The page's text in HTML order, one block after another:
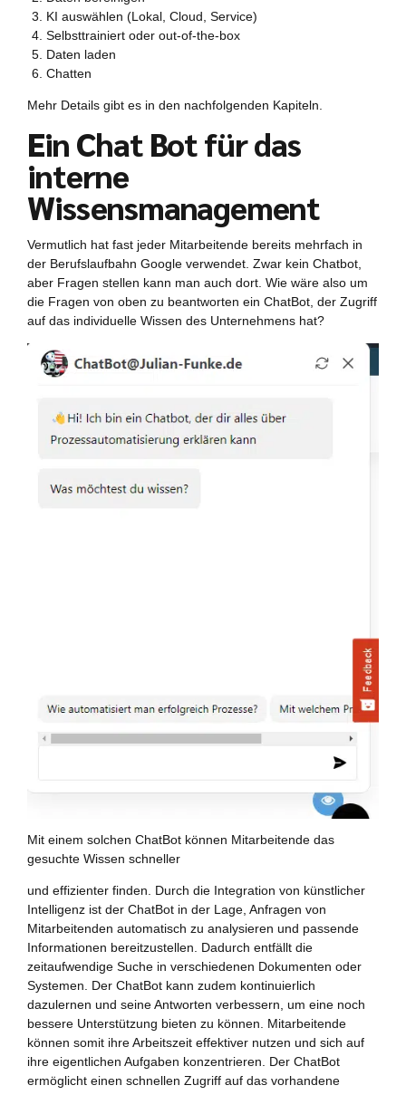
KI auswählen (Lokal, Cloud, Service)
Selbsttrainiert oder out-of-the-box
Daten laden
Chatten
Mehr Details gibt es in den nachfolgenden Kapiteln.
Ein Chat Bot für das
interne
Wissensmanagement
Vermutlich hat fast jeder Mitarbeitende bereits mehrfach in
der Berufslaufbahn Google verwendet. Zwar kein Chatbot,
aber Fragen stellen kann man auch dort. Wie wäre also um
die Fragen von oben zu beantworten ein ChatBot, der Zugriff
auf das individuelle Wissen des Unternehmens hat?
Mit einem solchen ChatBot können Mitarbeitende das
gesuchte Wissen schneller
und effizienter finden. Durch die Integration von künstlicher
Intelligenz ist der ChatBot in der Lage, Anfragen von
Mitarbeitenden automatisch zu analysieren und passende
Informationen bereitzustellen. Dadurch entfällt die
zeitaufwendige Suche in verschiedenen Dokumenten oder
Systemen. Der ChatBot kann zudem kontinuierlich
dazulernen und seine Antworten verbessern, um eine noch
bessere Unterstützung bieten zu können. Mitarbeitende
können somit ihre Arbeitszeit effektiver nutzen und sich auf
ihre eigentlichen Aufgaben konzentrieren. Der ChatBot
ermöglicht einen schnellen Zugriff auf das vorhandene